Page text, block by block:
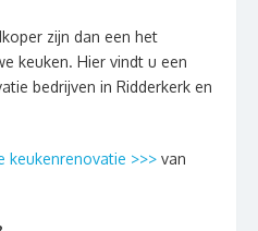
zijn dan een het
keuken. Hier vindt u een
bedrijven in Ridderkerk en
keukenrenovatie >>> van